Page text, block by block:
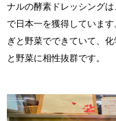
ナルの酵素ドレッシング
で日本一を獲得していま
ぎと野菜でできていて、
と野菜に相性抜群です。